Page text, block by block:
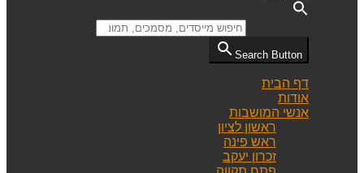
Search Button
דף הבית
אודות
אנשי המושבות
ראשון לציון
ראש פינה
זכרון יעקב